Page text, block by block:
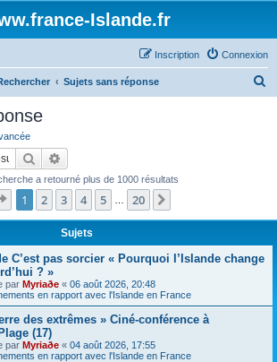
Islande.fr
Connexion
Inscription
Sujets sans réponse
Rechercher
a retourné plus de 1000 résultats
Page 1sur20
1 2 3 4 5 20
Sujets
C’est pas sorcier « Pourquoi l’Islande change
? »
par Myriaðe « 06 août 2026, 20:48
en rapport avec l'Islande en France
des extrêmes » Ciné-conférence à
(17)
par Myriaðe « 04 août 2026, 17:55
en rapport avec l'Islande en France